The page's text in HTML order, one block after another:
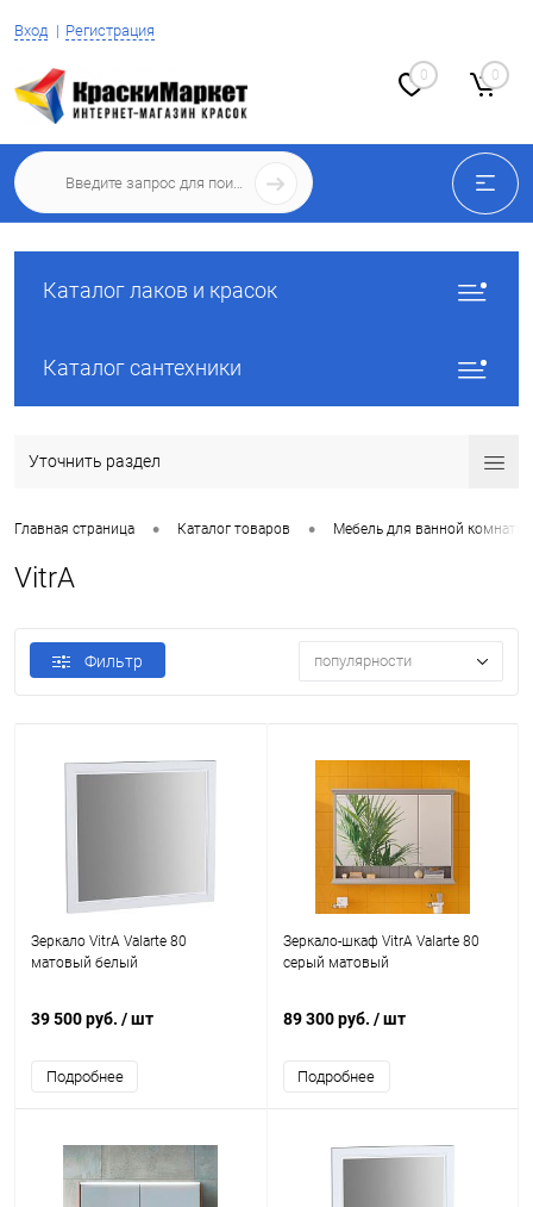
Вход Регистрация
0 0
Каталог лаков и красок
Каталог сантехники
Уточнить раздел
Главная страница • Каталог товаров • Мебель для ванной комнаты
VitrA
Фильтр популярности
Зеркало VitrA Valarte 80
матовый белый
39 500 руб. / шт
Подробнее
Зеркало-шкаф VitrA Valarte 80
серый матовый
89 300 руб. / шт
Подробнее